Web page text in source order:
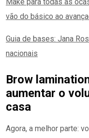
vão do básico ao
Guia de bases: Jana
nacionais
Brow
aumentar o
casa
Agora, a melhor parte: